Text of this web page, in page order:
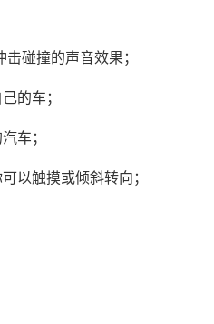
碰撞的声音效果；
的车；
车；
以触摸或倾斜转向；